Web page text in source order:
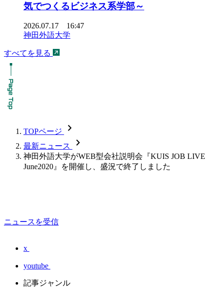
気でつくるビジネス系学部～
2026.07.17 16:47
神田外語大学
すべてを見る
TOPページ chevron_forward
最新ニュース chevron_forward
神田外語大学がWEB型会社説明会『KUIS JOB LIVE
June2020』を開催し、盛況で終了しました
ニュースを受信
x
youtube
記事ジャンル